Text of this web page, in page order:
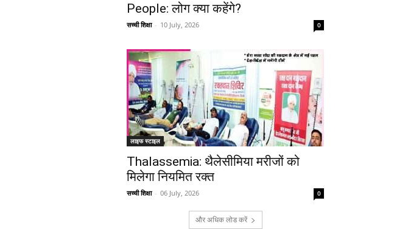
People: लोग क्या कहेंगे?
सच्ची शिक्षा - 10 July, 2026 0
लाइफ स्टाइल
Thalassemia: थैलेसीमिया मरीजों को
मिलेगा नियमित रक्त
सच्ची शिक्षा - 06 July, 2026 0
और अधिक लोड करें